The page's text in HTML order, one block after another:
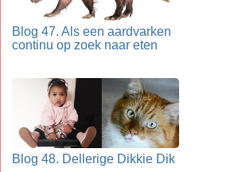
Blog 47. Als een aardvarken
continu op zoek naar eten
Blog 48. Dellerige Dikkie Dik